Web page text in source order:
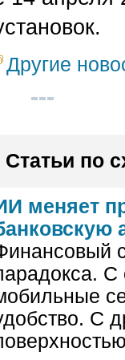
Другие
Статьи по
меняет
С
С